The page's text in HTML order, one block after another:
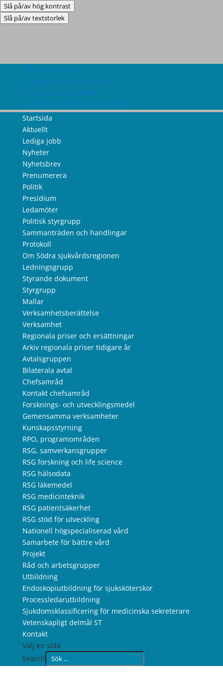
Slå på/av hög kontrast
Slå på/av textstorlek
Om webbplatsen
Tillgänglighetsredogörelse
Information om cookies
Information om personuppgifter
Startsida
Aktuellt
Lediga jobb
Nyheter
Nyhetsbrev
Prenumerera
Politik
Presidium
Ledamöter
Politisk styrgrupp
Sammanträden och handlingar
Protokoll
Om Södra sjukvårdsregionen
Ledningsgrupp
Styrande dokument
Styrgrupp
Mallar
Verksamhetsberättelse
Verksamhet
Regionala priser och ersättningar
Arkiv regionala priser tidigare år
Avtalsgruppen
Bilaterala avtal
Chefsamråd
Kontakt chefsamråd
Forsknings- och utvecklingsmedel
Gemensamma verksamheter
Kunskapsstyrning
RPO, programområden
RSG, samverkansgrupper
RSG forskning och life science
RSG hälsodata
RSG läkemedel
RSG medicinteknik
RSG patientsäkerhet
RSG stöd för utveckling
Nationell högspecialiserad vård
Samarbete för bättre vård
Projekt
Råd och arbetsgrupper
Utbildning
Endoskopiutbildning för sjuksköterskor
Processledarutbildning
Sjukdomsklassificering för medicinska sekreterare
Vetenskapligt delmål ST
Kontakt
Välj en sida
Search